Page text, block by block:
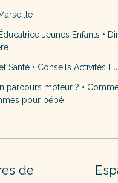
Jeunes Enfants •
Santé • Conseils Activités
parcours moteur ? •
pour bébé
de